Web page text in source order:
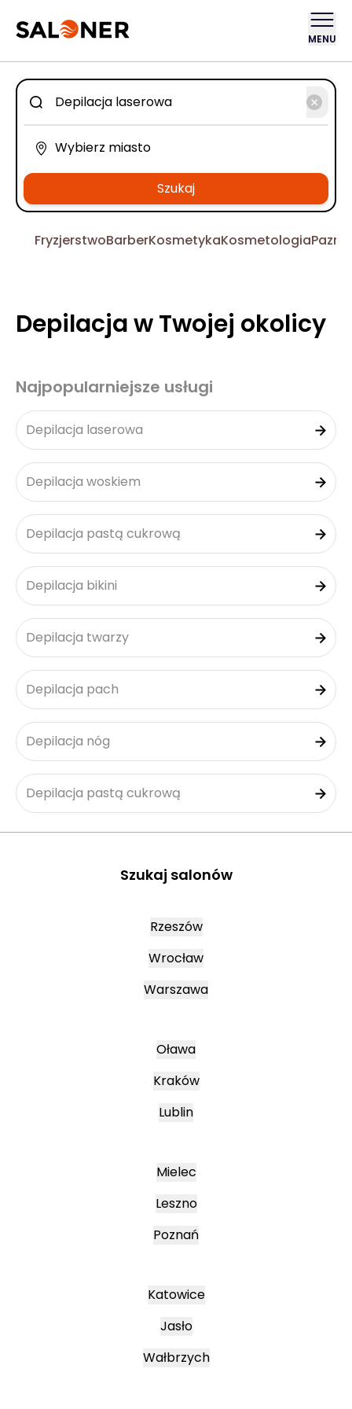
MENU
Szukaj
FryzjerstwoBarberKosmetykaKosmetologia
Depilacja w Twojej okolicy
Najpopularniejsze usługi
Depilacja laserowa
Depilacja woskiem
Depilacja pastą cukrową
Depilacja bikini
Depilacja twarzy
Depilacja pach
Depilacja nóg
Depilacja pastą cukrową
Szukaj salonów
Rzeszów
Wrocław
Warszawa
Oława
Kraków
Lublin
Mielec
Leszno
Poznań
Katowice
Jasło
Wałbrzych